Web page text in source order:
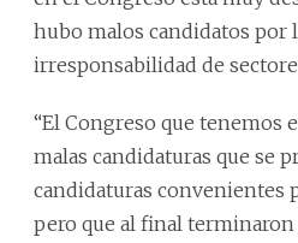
hubo malos candidatos por
irresponsabilidad de
“El Congreso que tenemos
malas candidaturas que se
candidaturas convenientes
pero que al final terminaron